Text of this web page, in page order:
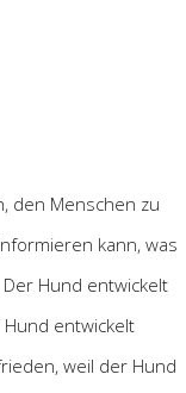
den Menschen zu
kann, was
Hund entwickelt
entwickelt
weil der Hund